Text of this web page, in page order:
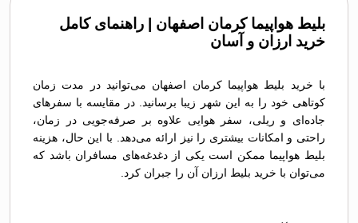
بلیط هواپیما کرمان اصفهان | راهنمای کامل
خرید ارزان و آسان
با خرید بلیط هواپیما کرمان اصفهان می‌توانید در مدت زمان
کوتاهی خود را به این شهر زیبا برسانید. در مقایسه با سفرهای
جاده‌ای و ریلی، سفر هوایی علاوه بر صرفه‌جویی در زمان،
راحتی و امکانات بیشتری را نیز ارائه می‌دهد. با این حال، هزینه
بلیط هواپیما ممکن است یکی از دغدغه‌های مسافران باشد که
می‌توان با خرید بلیط ارزان آن را جبران کرد.